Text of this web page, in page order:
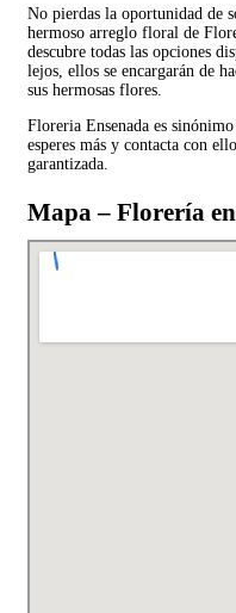
No pierdas la oportunidad de
hermoso arreglo floral de
descubre todas las opciones
lejos, ellos se encargarán de
sus hermosas flores.
Floreria Ensenada es
esperes más y contacta con
garantizada.
Mapa – Florería